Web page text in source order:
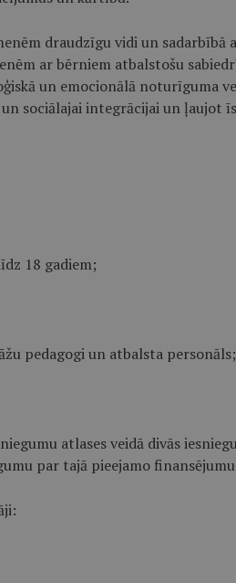
draudzīgu vidi un sadarbībā
ar bērniem atbalstošu
un emocionālā noturīguma
sociālajai integrācijai un ļaujot
18 gadiem;
pedagogi un atbalsta personāls;
atlases veidā divās
par tajā pieejamo